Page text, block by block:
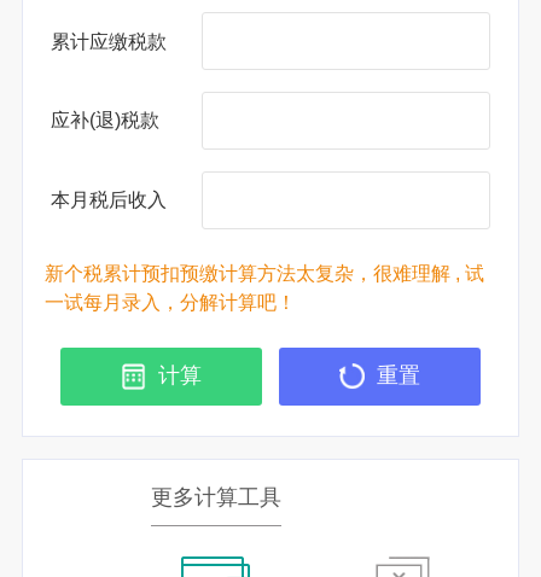
累计应缴税款
应补(退)税款
本月税后收入
新个税累计预扣预缴计算方法太复杂，很难理解 , 试
一试每月录入，分解计算吧！
计算 重置
更多计算工具